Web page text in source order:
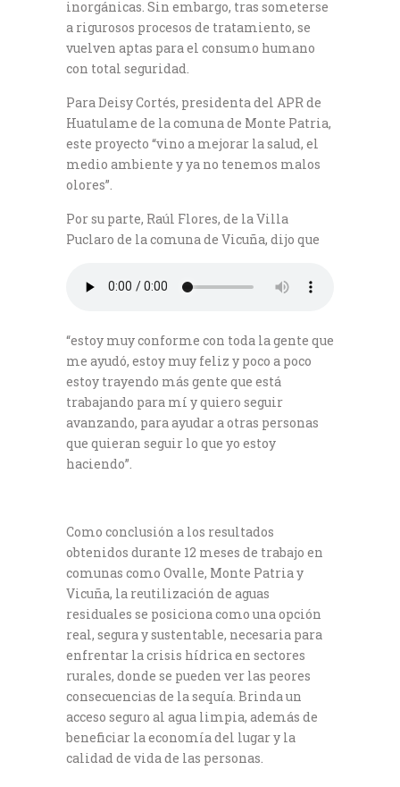
inorgánicas. Sin embargo, tras someterse
a rigurosos procesos de tratamiento, se
vuelven aptas para el consumo humano
con total seguridad.
Para Deisy Cortés, presidenta del APR de
Huatulame de la comuna de Monte Patria,
este proyecto “vino a mejorar la salud, el
medio ambiente y ya no tenemos malos
olores”.
Por su parte, Raúl Flores, de la Villa
Puclaro de la comuna de Vicuña, dijo que
“estoy muy conforme con toda la gente que
me ayudó, estoy muy feliz y poco a poco
estoy trayendo más gente que está
trabajando para mí y quiero seguir
avanzando, para ayudar a otras personas
que quieran seguir lo que yo estoy
haciendo”.
Como conclusión a los resultados
obtenidos durante 12 meses de trabajo en
comunas como Ovalle, Monte Patria y
Vicuña, la reutilización de aguas
residuales se posiciona como una opción
real, segura y sustentable, necesaria para
enfrentar la crisis hídrica en sectores
rurales, donde se pueden ver las peores
consecuencias de la sequía. Brinda un
acceso seguro al agua limpia, además de
beneficiar la economía del lugar y la
calidad de vida de las personas.